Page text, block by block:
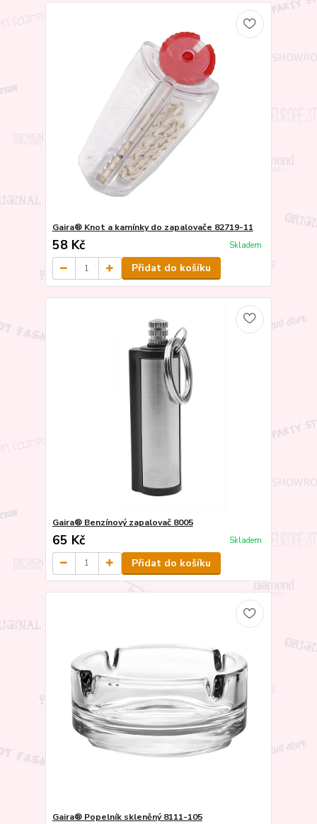
Gaira® Knot a kamínky do zapalovače 82719-11
58 Kč Skladem
Přidat do košíku
Gaira® Benzínový zapalovač 8005
65 Kč Skladem
Přidat do košíku
Gaira® Popelník skleněný 8111-105